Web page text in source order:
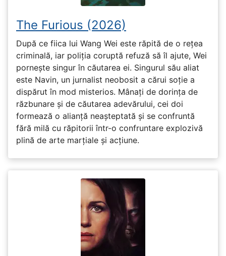
The Furious (2026)
După ce fiica lui Wang Wei este răpită de o rețea
criminală, iar poliția coruptă refuză să îl ajute, Wei
pornește singur în căutarea ei. Singurul său aliat
este Navin, un jurnalist neobosit a cărui soție a
dispărut în mod misterios. Mânați de dorința de
răzbunare și de căutarea adevărului, cei doi
formează o alianță neașteptată și se confruntă
fără milă cu răpitorii într-o confruntare explozivă
plină de arte marțiale și acțiune.